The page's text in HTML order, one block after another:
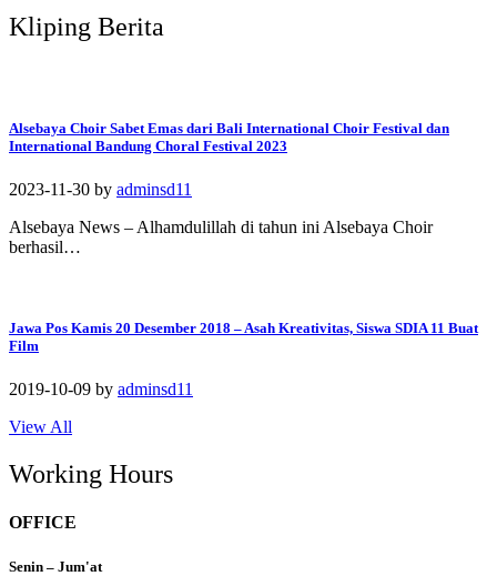
#sekolahsurabaya
Kliping Berita
Alsebaya Choir Sabet Emas dari Bali International Choir Festival dan
International Bandung Choral Festival 2023
2023-11-30 by adminsd11
Alsebaya News – Alhamdulillah di tahun ini Alsebaya Choir
berhasil…
Jawa Pos Kamis 20 Desember 2018 – Asah Kreativitas, Siswa SDIA 11 Buat
Film
2019-10-09 by adminsd11
View All
Working Hours
OFFICE
Senin – Jum'at